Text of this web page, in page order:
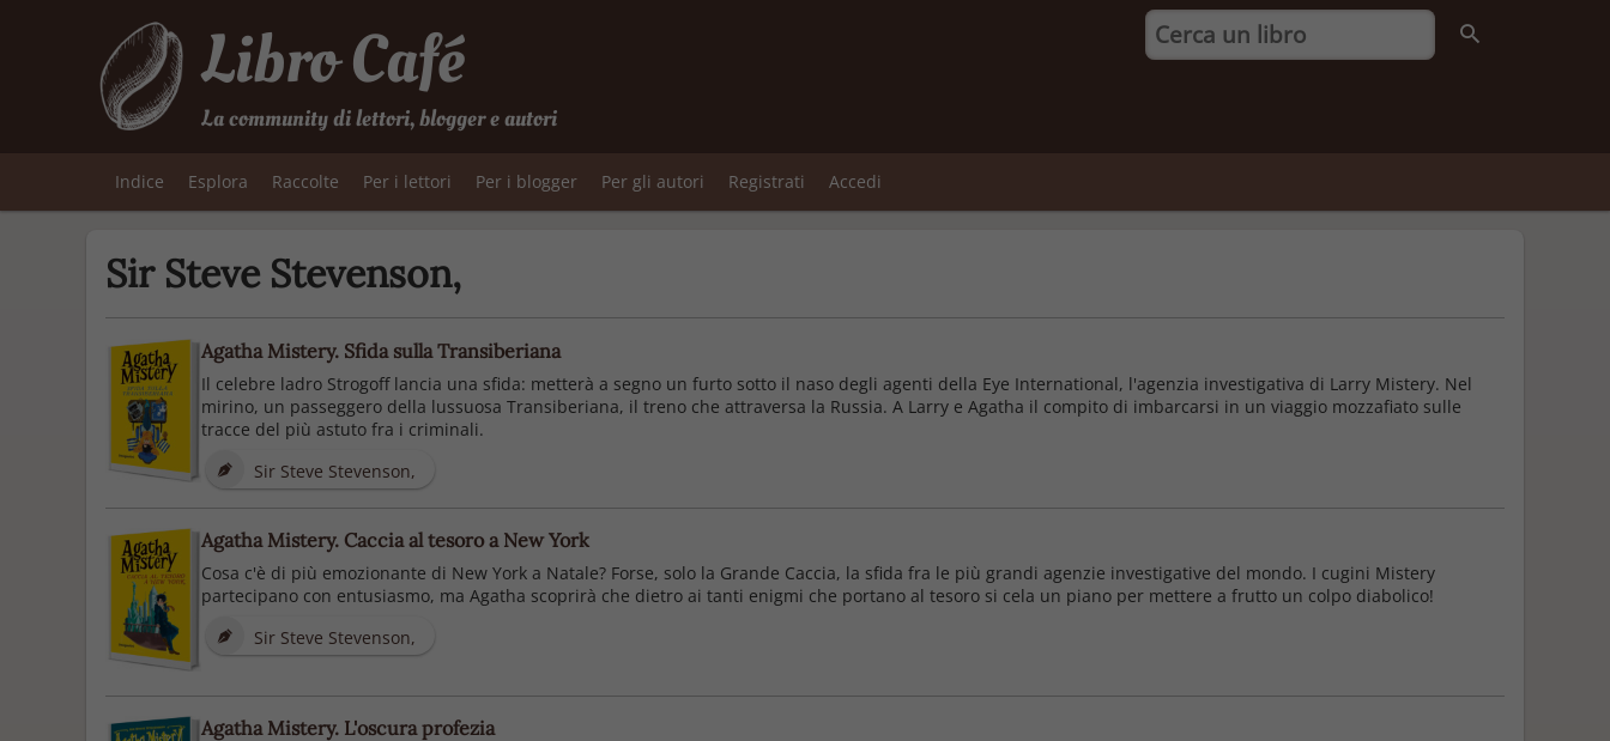
Libro Café
La community di lettori, blogger e autori
Indice Esplora Raccolte Per i lettori Per i blogger Per gli autori Registrati Accedi
Sir Steve Stevenson,
Agatha Mistery. Sfida sulla Transiberiana
Il celebre ladro Strogoff lancia una sfida: metterà a segno un furto sotto il naso degli agenti della Eye International, l'agenzia investigativa di Larry Mistery. Nel
mirino, un passeggero della lussuosa Transiberiana, il treno che attraversa la Russia. A Larry e Agatha il compito di imbarcarsi in un viaggio mozzafiato sulle
tracce del più astuto fra i criminali.
Sir Steve Stevenson,
Agatha Mistery. Caccia al tesoro a New York
Cosa c'è di più emozionante di New York a Natale? Forse, solo la Grande Caccia, la sfida fra le più grandi agenzie investigative del mondo. I cugini Mistery
partecipano con entusiasmo, ma Agatha scoprirà che dietro ai tanti enigmi che portano al tesoro si cela un piano per mettere a frutto un colpo diabolico!
Sir Steve Stevenson,
Agatha Mistery. L'oscura profezia